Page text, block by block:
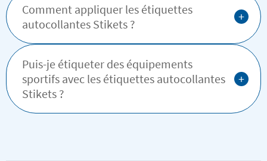
Comment appliquer les étiquettes
autocollantes Stikets ?
+
Puis-je étiqueter des équipements
sportifs avec les étiquettes autocollantes
Stikets ?
+